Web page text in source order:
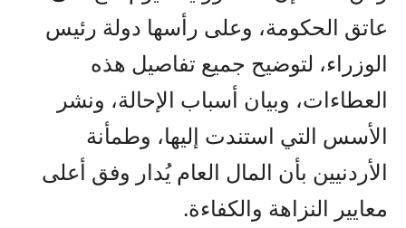
عاتق الحكومة، وعلى رأسها دولة رئيس
الوزراء، لتوضيح جميع تفاصيل هذه
العطاءات، وبيان أسباب الإحالة، ونشر
الأسس التي استندت إليها، وطمأنة
الأردنيين بأن المال العام يُدار وفق أعلى
معايير النزاهة والكفاءة.